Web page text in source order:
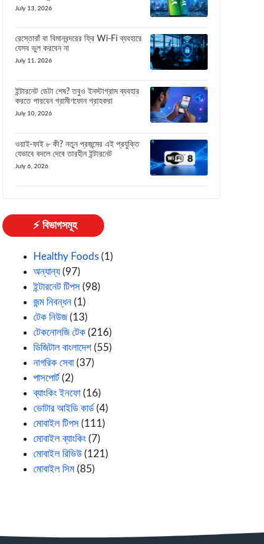
July 13, 2026
রেস্তোরাঁ বা বিমানবন্দরের ফ্রি Wi-Fi ব্যবহারে
যেসব ভুল করবেন না
July 11, 2026
ইন্টারনেট ডেটা শেষ? তবুও ইনস্টাগ্রাম ব্যবহার
করতে পারবেন গ্রামীণফোন গ্রাহকরা
July 10, 2026
ওয়াই-ফাই ৮ কী? নতুন প্রজন্মের এই প্রযুক্তি
যেভাবে বদলে দেবে তারহীন ইন্টারনেট
July 6, 2026
⚡ বিভাগসমূহ
Healthy Foods (1)
অন্যান্য(97)
ইন্টারনেট টিপস (98)
জন্ম নিবন্ধন (1)
টেক নিউজ(13)
টেকনোলজি টেক (216)
ডিজিটাল বাংলাদেশ (55)
নাগরিক সেবা(37)
পাসপোর্ট (2)
ব্যাংকিং ইনফো(16)
ভোটার আইডি কার্ড (4)
মোবাইল টিপস (111)
মোবাইল ব্যাংকিং (7)
মোবাইল রিভিউ (121)
মোবাইল সিম (85)